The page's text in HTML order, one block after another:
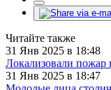
Читайте также
31 Янв 2025 в 18:48
Локализовали
31 Янв 2025 в 18:47